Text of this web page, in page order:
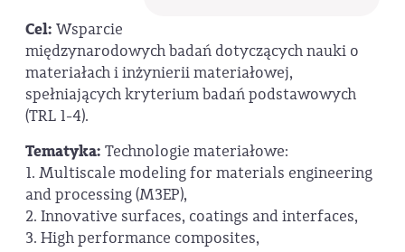
Cel: Wsparcie
międzynarodowych badań dotyczących nauki o
materiałach i inżynierii materiałowej,
spełniających kryterium badań podstawowych
(TRL 1-4).
Tematyka: Technologie materiałowe:
1. Multiscale modeling for materials engineering
and processing (M3EP),
2. Innovative surfaces, coatings and interfaces,
3. High performance composites,